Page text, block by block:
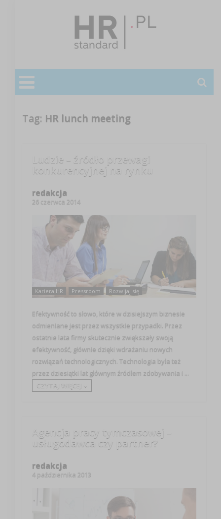
Tag: HR lunch meeting
Ludzie – źródło przewagi
konkurencyjnej na rynku
redakcja
26 czerwca 2014
Kariera HR Pressroom Rozwijaj się
Efektywność to słowo, które w dzisiejszym biznesie
odmieniane jest przez wszystkie przypadki. Przez
ostatnie lata firmy skutecznie zwiększały swoją
efektywność, głównie dzięki wdrażaniu nowych
rozwiązań technologicznych. Technologia była też
przez dziesiątki lat głównym źródłem zdobywania i ...
CZYTAJ WIĘCEJ +
Agencja pracy tymczasowej –
usługodawca czy partner?
redakcja
4 października 2013